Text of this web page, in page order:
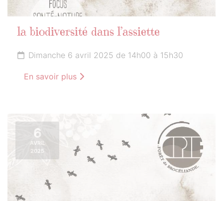
la biodiversité dans l’assiette
Dimanche 6 avril 2025 de 14h00 à 15h30
En savoir plus
6
AVRIL
2025